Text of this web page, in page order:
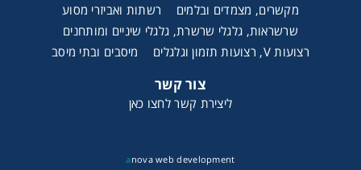
מקשרים, מצמדים ובלמים
רשתות ואביזרי מסוע
שרשראות, גלגלי שרשרת, גלגלי שיניים ומותחנים
רצועות V, רצועות תזמון וגלגלים
מיסבים ובתי מיסב
צור קשר
ליצירת קשר לחצו כאן
a nova web development